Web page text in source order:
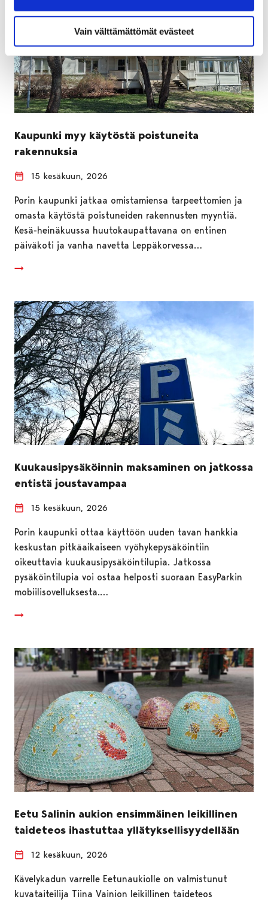
Vain välttämättömät evästeet
Kaupunki myy käytöstä poistuneita
rakennuksia
15 kesäkuun, 2026
Porin kaupunki jatkaa omistamiensa tarpeettomien ja
omasta käytöstä poistuneiden rakennusten myyntiä.
Kesä-heinäkuussa huutokaupattavana on entinen
päiväkoti ja vanha navetta Leppäkorvessa…
Kuukausipysäköinnin maksaminen on jatkossa
entistä joustavampaa
15 kesäkuun, 2026
Porin kaupunki ottaa käyttöön uuden tavan hankkia
keskustan pitkäaikaiseen vyöhykepysäköintiin
oikeuttavia kuukausipysäköintilupia. Jatkossa
pysäköintilupia voi ostaa helposti suoraan EasyParkin
mobiilisovelluksesta.…
Eetu Salinin aukion ensimmäinen leikillinen
taideteos ihastuttaa yllätyksellisyydellään
12 kesäkuun, 2026
Kävelykadun varrelle Eetunaukiolle on valmistunut
kuvataiteilija Tiina Vainion leikillinen taideteos